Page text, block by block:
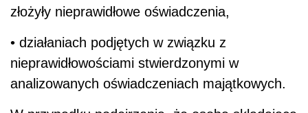
złożyły nieprawidłowe oświadczenia,
• działaniach podjętych w związku z
nieprawidłowościami stwierdzonymi w
analizowanych oświadczeniach majątkowych.